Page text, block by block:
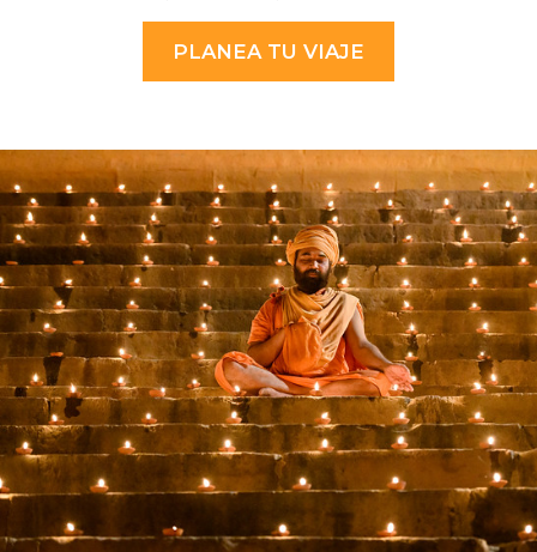
PLANEA TU VIAJE